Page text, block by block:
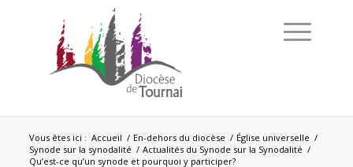
Vous êtes ici : Accueil / En-dehors du diocèse / Église universelle /
Synode sur la synodalité / Actualités du Synode sur la Synodalité /
Qu’est-ce qu’un synode et pourquoi y participer?